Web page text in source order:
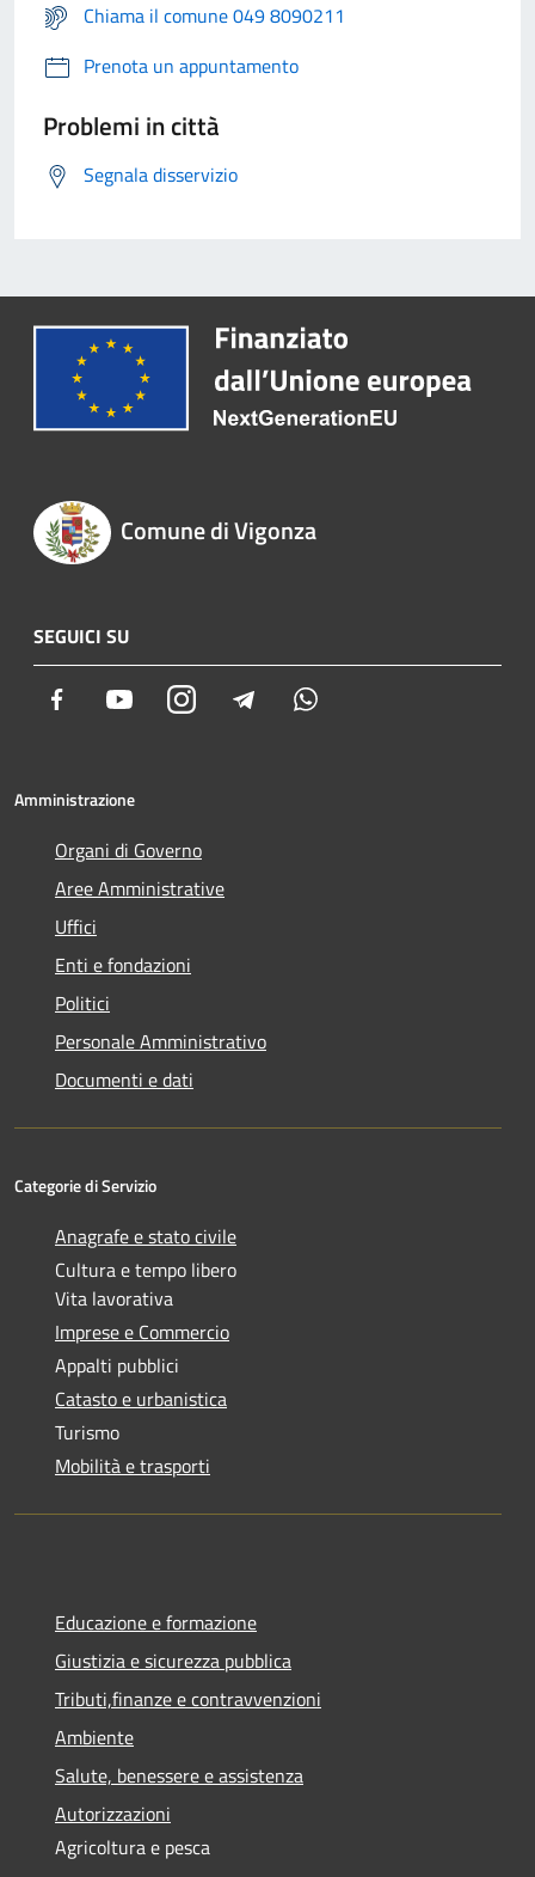
Chiama il comune 049 8090211
Prenota un appuntamento
Problemi in città
Segnala disservizio
Comune di Vigonza
SEGUICI SU
Facebook YoutubeInstagram Telegram
Amministrazione
Organi di Governo
Aree Amministrative
Uffici
Enti e fondazioni
Politici
Personale Amministrativo
Documenti e dati
Categorie di Servizio
Anagrafe e stato civile
Cultura e tempo libero
Vita lavorativa
Imprese e Commercio
Appalti pubblici
Catasto e urbanistica
Turismo
Mobilità e trasporti
Educazione e formazione
Giustizia e sicurezza pubblica
Tributi,finanze e contravvenzioni
Ambiente
Salute, benessere e assistenza
Autorizzazioni
Agricoltura e pesca